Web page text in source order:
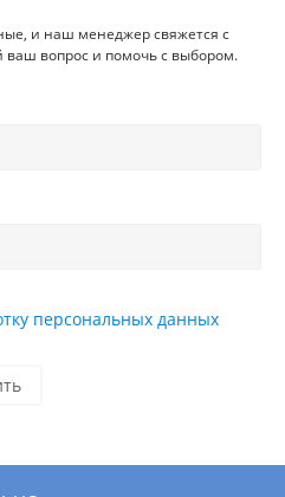
и наш менеджер свяжется с
ваш вопрос и помочь с выбором.
персональных данных